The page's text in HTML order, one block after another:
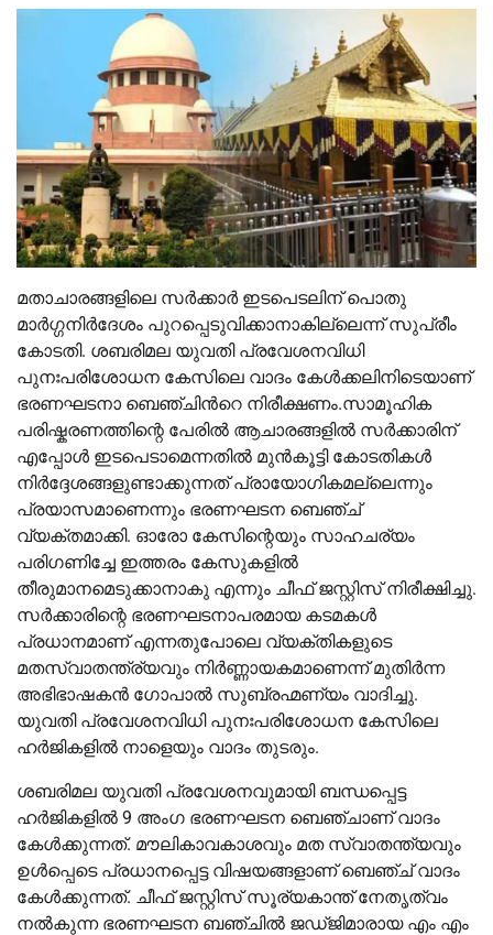
മതാചാരങ്ങളിലെ സർക്കാര്‍ ഇടപെടലിന് പൊതു
മാർഗ്ഗനിർദേശം പുറപ്പെടുവിക്കാനാകില്ലെന്ന് സുപ്രീം
കോടതി. ശബരിമല യുവതി പ്രവേശനവിധി
പുനഃപരിശോധന കേസിലെ വാദം കേള്‍ക്കലിനിടെയാണ്
ഭരണഘടനാ ബെഞ്ചിന്‍റെ നിരീക്ഷണം.സാമൂഹിക
പരിഷ്കരണത്തിന്റെ പേരില്‍ ആചാരങ്ങളില്‍ സർക്കാരിന്
എപ്പോള്‍ ഇടപെടാമെന്നതില്‍ മുൻകൂട്ടി കോടതികള്‍
നിർദ്ദേശങ്ങളുണ്ടാക്കുന്നത് പ്രായോഗികമല്ലെന്നും
പ്രയാസമാണെന്നും ഭരണഘടന ബെഞ്ച്
വ്യക്തമാക്കി. ഓരോ കേസിന്റെയും സാഹചര്യം
പരിഗണിച്ചേ ഇത്തരം കേസുകളില്‍
തീരുമാനമെടുക്കാനാകു എന്നും ചീഫ് ജസ്റ്റിസ് നിരീക്ഷിച്ചു.
സർക്കാരിന്റെ ഭരണഘടനാപരമായ കടമകള്‍
പ്രധാനമാണ് എന്നതുപോലെ വ്യക്തികളുടെ
മതസ്വാതന്ത്ര്യവും നിർണ്ണായകമാണെന്ന് മുതിര്‍ന്ന
അഭിഭാഷകന്‍ ഗോപാല്‍ സുബ്രഹ്മണ്യം വാദിച്ചു.
യുവതി പ്രവേശനവിധി പുനഃപരിശോധന കേസിലെ
ഹർജികളില്‍ നാളെയും വാദം തുടരും.
ശബരിമല യുവതി പ്രവേശനവുമായി ബന്ധപ്പെട്ട
ഹർജികളില്‍ 9 അംഗ ഭരണഘടന ബെഞ്ചാണ് വാദം
കേള്‍ക്കുന്നത്. മൗലികാവകാശവും മത സ്വാതന്ത്യവും
ഉള്‍പ്പെടെ പ്രധാനപ്പെട്ട വിഷയങ്ങളാണ് ബെഞ്ച് വാദം
കേള്‍ക്കുന്നത്. ചീഫ് ജസ്റ്റിസ്‌ സൂര്യകാന്ത് നേതൃത്വം
നല്‍കുന്ന ഭരണഘടന ബഞ്ചില്‍ ജഡ്ജിമാരായ എം എം